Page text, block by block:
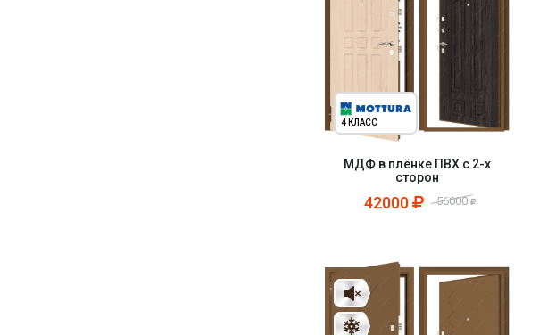
4 КЛАСС
МДФ в плёнке ПВХ с 2-х
сторон
42000 56000